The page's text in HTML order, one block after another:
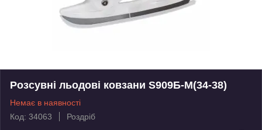
Розсувні льодові ковзани S909Б-М(34-38)
Немає в наявності
Код: 34063
Роздріб